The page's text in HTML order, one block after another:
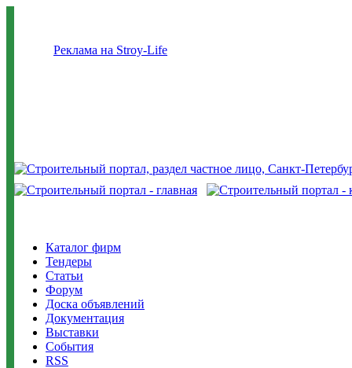
Реклама на Stroy-Life
Каталог фирм
Тендеры
Статьи
Форум
Доска объявлений
Документация
Выставки
События
RSS